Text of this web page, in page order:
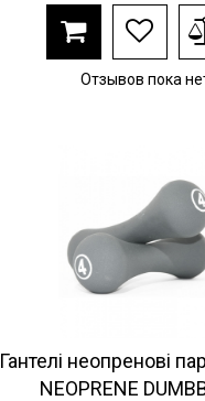
Отзывов пока
Гантелі неопренові
NEOPRENE